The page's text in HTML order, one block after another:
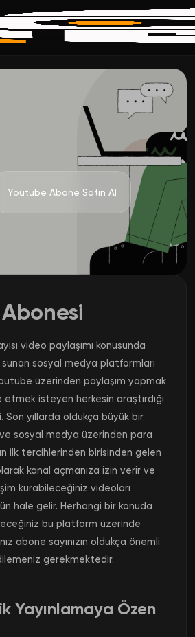
Youtube Abone Satin Al
Abonesi
video paylaşımı konusunda
sunan sosyal medya platformları
üzerinden paylaşım yapmak
isteyen herkesin araştırdığı
Son yıllarda oldukça büyük bir
sosyal medya üzerinden para
ilk tercihlerinden birisinden gelen
kanal açmanıza izin verir ve
kurabileceğiniz videoları
hale gelir. Herhangi bir konuda
bu platform üzerinde
abone sayınızın oldukça önemli
gerekmektedir.
Yayınlamaya Özen